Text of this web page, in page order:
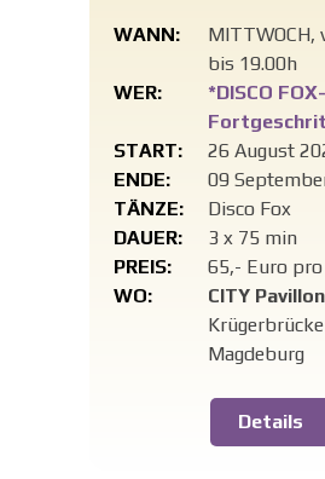
WANN:
MITTWOCH,
bis 19.00h
WER:
*DISCO
START:
26 August
ENDE:
09
TÄNZE:
Disco Fox
DAUER:
3 x 75 min
PREIS:
65,- Euro
WO:
CITY Pavillon
Magdeburg
Details